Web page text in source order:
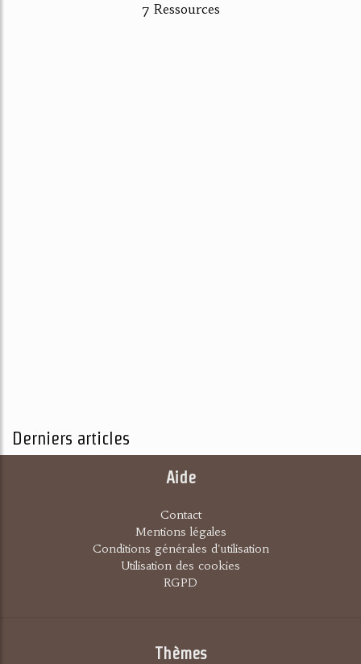
7 Ressources
Derniers articles
Aide
Contact
Mentions légales
Conditions générales d'utilisation
Utilisation des cookies
RGPD
Thèmes